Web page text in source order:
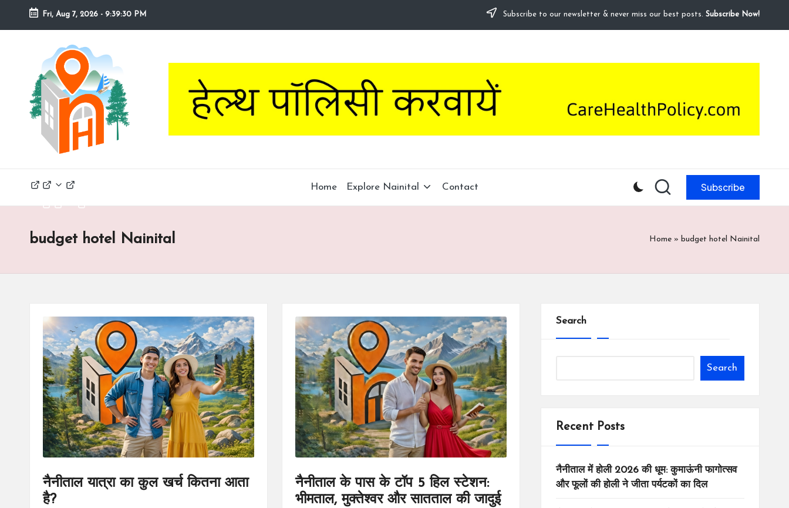
Skip
Fri, Aug 7, 2026 - 9:39:31 PM Subscribe to our newsletter & never miss our best posts. Subscribe Now!
a
in
it
lh
o
t
m
Nainital
Hotel
Booking
Website
HomeExploreContact Home Explore Nainital Contact Subscribe
budget hotel Nainital Home » budget hotel Nainital
नैनीताल यात्रा का कुल खर्च कितना आता
है?
नैनीताल के पास के टॉप 5 हिल स्टेशन:
भीमताल, मुक्तेश्वर और सातताल की जादुई
Search
Search
Recent Posts
नैनीताल में होली 2026 की धूम: कुमाऊंनी फागोत्सव
और फूलों की होली ने जीता पर्यटकों का दिल